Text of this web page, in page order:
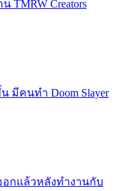
TMRW Creators
มีคนทำ Doom Slayer
อกแล้วหลังทำงานกับ